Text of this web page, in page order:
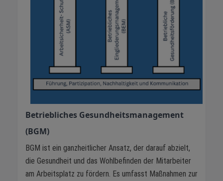
Betriebliches Gesundheitsmanagement
(BGM)
BGM ist ein ganzheitlicher Ansatz, der darauf abzielt,
die Gesundheit und das Wohlbefinden der Mitarbeiter
am Arbeitsplatz zu fördern. Es umfasst Maßnahmen zur